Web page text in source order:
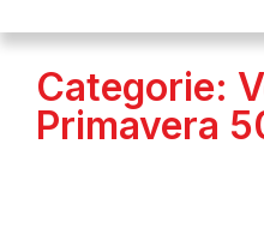
Categorie:
Primavera